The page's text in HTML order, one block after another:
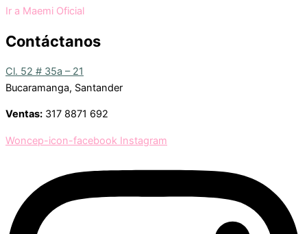
Ir a Maemi Oficial
Contáctanos
Cl. 52 # 35a – 21
Bucaramanga, Santander
Ventas: 317 8871 692
Woncep-icon-facebook Instagram